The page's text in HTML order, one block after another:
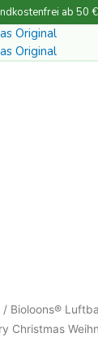
ab 50 €
/ Bioloons®
Christmas